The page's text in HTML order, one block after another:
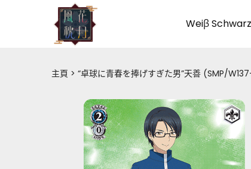
Weiβ Schwarz
主頁 “卓球に青春を捧げすぎた男”天善 (SMP/